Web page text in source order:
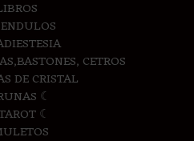
CETROS
DE CRISTAL
☾
☾